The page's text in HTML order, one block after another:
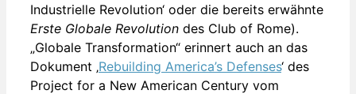
Industrielle Revolution‘ oder die bereits erwähnte
Erste Globale Revolution des Club of Rome).
„Globale Transformation“ erinnert auch an das
Dokument ‚Rebuilding America’s Defenses‘ des
Project for a New American Century vom